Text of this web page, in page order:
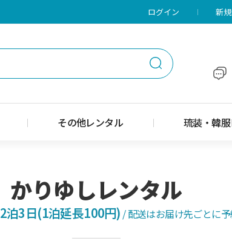
ログイン 新
その他レンタル 琉装・韓
かりゆしレンタル
2泊3日(1泊延長100円) /配送はお届け先ごとに